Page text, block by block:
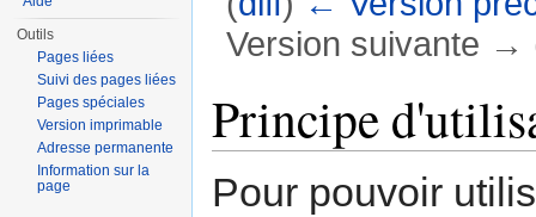
Version suivante →
Principe
Pour pouvoir
Outils
Pages liées
Suivi des pages liées
Pages spéciales
Version imprimable
Adresse permanente
Information sur la
page